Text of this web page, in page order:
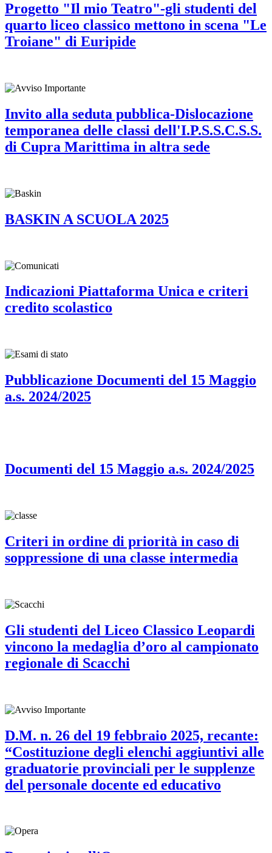
Progetto "Il mio Teatro"-gli studenti del
quarto liceo classico mettono in scena "Le
Troiane" di Euripide
Invito alla seduta pubblica-Dislocazione
temporanea delle classi dell'I.P.S.S.C.S.S.
di Cupra Marittima in altra sede
BASKIN A SCUOLA 2025
Indicazioni Piattaforma Unica e criteri
credito scolastico
Pubblicazione Documenti del 15 Maggio
a.s. 2024/2025
Documenti del 15 Maggio a.s. 2024/2025
Criteri in ordine di priorità in caso di
soppressione di una classe intermedia
Gli studenti del Liceo Classico Leopardi
vincono la medaglia d’oro al campionato
regionale di Scacchi
D.M. n. 26 del 19 febbraio 2025, recante:
“Costituzione degli elenchi aggiuntivi alle
graduatorie provinciali per le supplenze
del personale docente ed educativo